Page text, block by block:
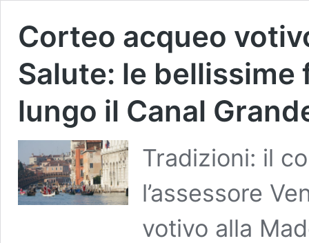
Corteo acqueo
Salute: le
lungo il Canal
Tradizioni: il
l’assessore
votivo alla